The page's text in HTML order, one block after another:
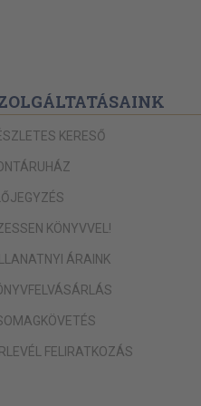
KERESŐ
KÖNYVVEL!
ÁRAINK
FELIRATKOZÁS